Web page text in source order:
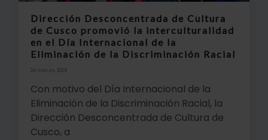
Dirección Desconcentrada de Cultura
de Cusco promovió la interculturalidad
en el Día Internacional de la
Eliminación de la Discriminación Racial
24 marzo, 2026
Con motivo del Día Internacional de la
Eliminación de la Discriminación Racial, la
Dirección Desconcentrada de Cultura de
Cusco, a